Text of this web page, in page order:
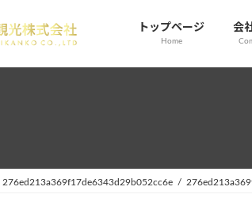
トップページ
Home
会
276ed213a369f17de6343d29b052cc6e